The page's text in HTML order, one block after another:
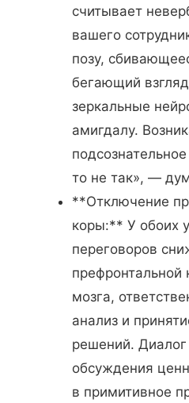
считывает
вашего
позу,
бегающий
зеркальные
амигдалу.
то не так», —
**Отключение
коры:** У обоих
переговоров
мозга,
анализ и
решений. Диалог
обсуждения
в примитивное